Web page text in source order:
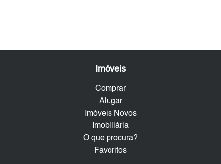
Imóveis
Comprar
Alugar
Imóveis Novos
Imobiliária
O que procura?
Favoritos